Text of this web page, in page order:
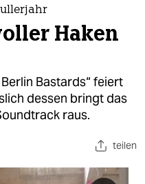
Haken
Bastards“ feiert
dessen bringt das
raus.
teilen